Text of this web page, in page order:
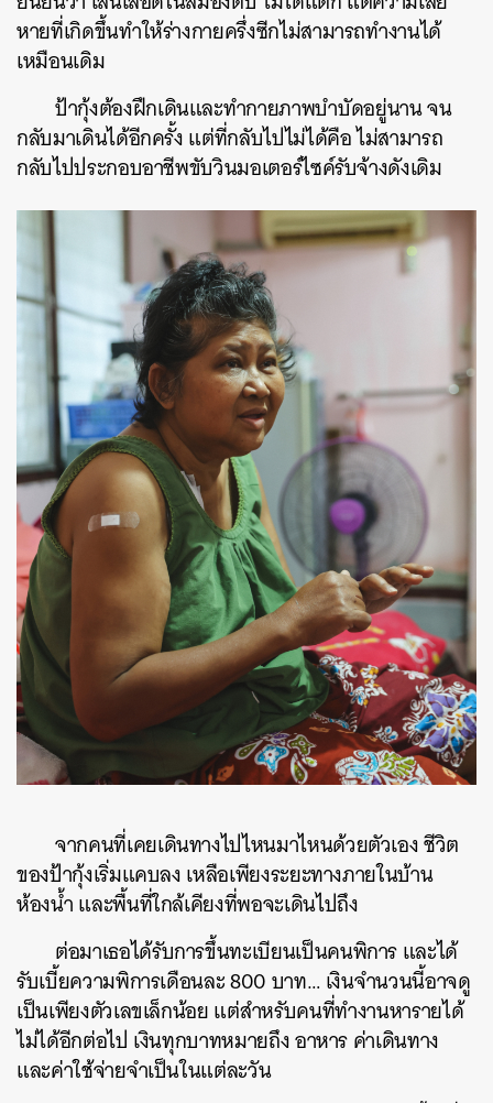
หายที่เกิดขึ้นทำให้ร่างกายครึ่งซีกไม่สามารถทำงานได้
เหมือนเดิม
ป้ากุ้งต้องฝึกเดินและทำกายภาพบำบัดอยู่นาน จน
กลับมาเดินได้อีกครั้ง แต่ที่กลับไปไม่ได้คือ ไม่สามารถ
กลับไปประกอบอาชีพขับวินมอเตอร์ไซค์รับจ้างดังเดิม
จากคนที่เคยเดินทางไปไหนมาไหนด้วยตัวเอง ชีวิต
ของป้ากุ้งเริ่มแคบลง เหลือเพียงระยะทางภายในบ้าน
ห้องน้ำ และพื้นที่ใกล้เคียงที่พอจะเดินไปถึง
ต่อมาเธอได้รับการขึ้นทะเบียนเป็นคนพิการ และได้
รับเบี้ยความพิการเดือนละ 800 บาท… เงินจำนวนนี้อาจดู
เป็นเพียงตัวเลขเล็กน้อย แต่สำหรับคนที่ทำงานหารายได้
ไม่ได้อีกต่อไป เงินทุกบาทหมายถึง อาหาร ค่าเดินทาง
และค่าใช้จ่ายจำเป็นในแต่ละวัน